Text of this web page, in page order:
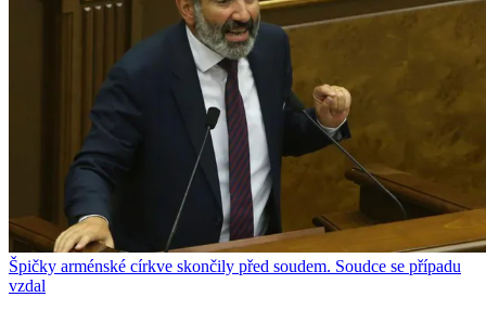
Špičky arménské církve skončily před soudem. Soudce se případu
vzdal